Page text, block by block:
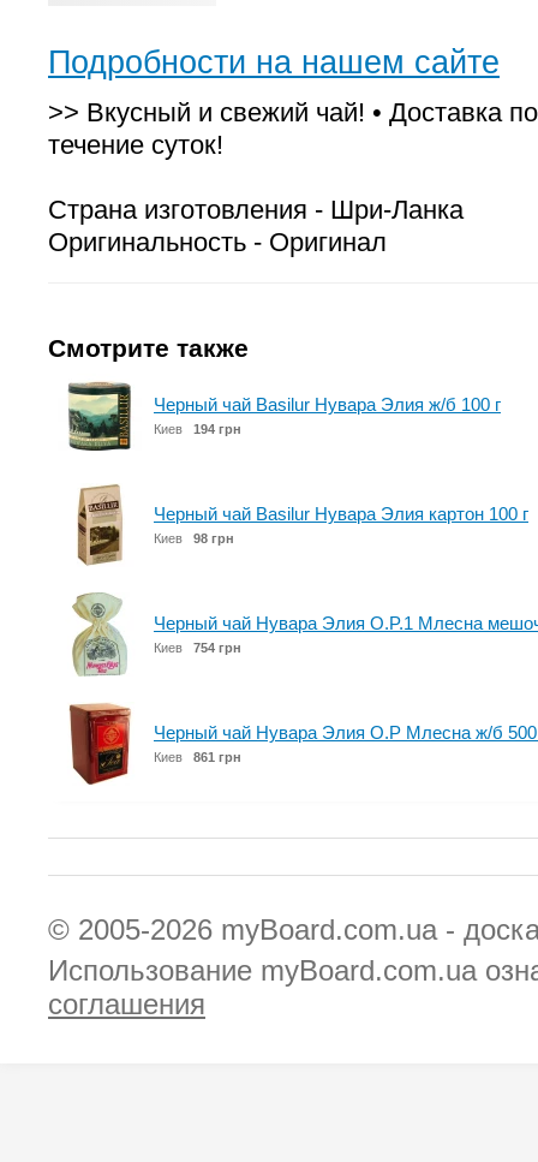
Подробности на нашем сайте
>> Вкусный и свежий чай! • Доставка
течение суток!
Страна изготовления - Шри-Ланка
Оригинальность - Оригинал
Смотрите также
Черный чай Basilur Нувара Элия ж/б 100 г
Киев 194 грн
Черный чай Basilur Нувара Элия картон 100 г
Киев 98 грн
Черный чай Нувара Элия O.P.1 Млесна
Киев 754 грн
Черный чай Нувара Элия O.P Млесна ж/б 500
Киев 861 грн
© 2005-2026 myBoard.com.ua -
Использование myBoard.com.ua
соглашения